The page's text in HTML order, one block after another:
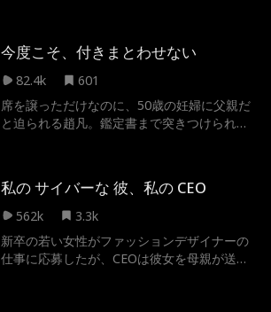
衍と一夜を共にしてしまう。その後、正社員
に登用された彼女は三つ子を妊娠。その事実
を隠そうとするが、霍家に伝わる特殊な共鳴
溪の妊娠を知った霍知衍は彼女を溺愛するよ
うになり、職場での嫌がらせや実家との問題
今度こそ、付きまとわせない
82.4k
601
席を譲っただけなのに、50歳の妊婦に父親だ
と迫られる趙凡。鑑定書まで突きつけられ…
私の サイバーな 彼、私の CEO
562k
3.3k
新卒の若い女性がファッションデザイナーの
仕事に応募したが、CEOは彼女を母親が送っ